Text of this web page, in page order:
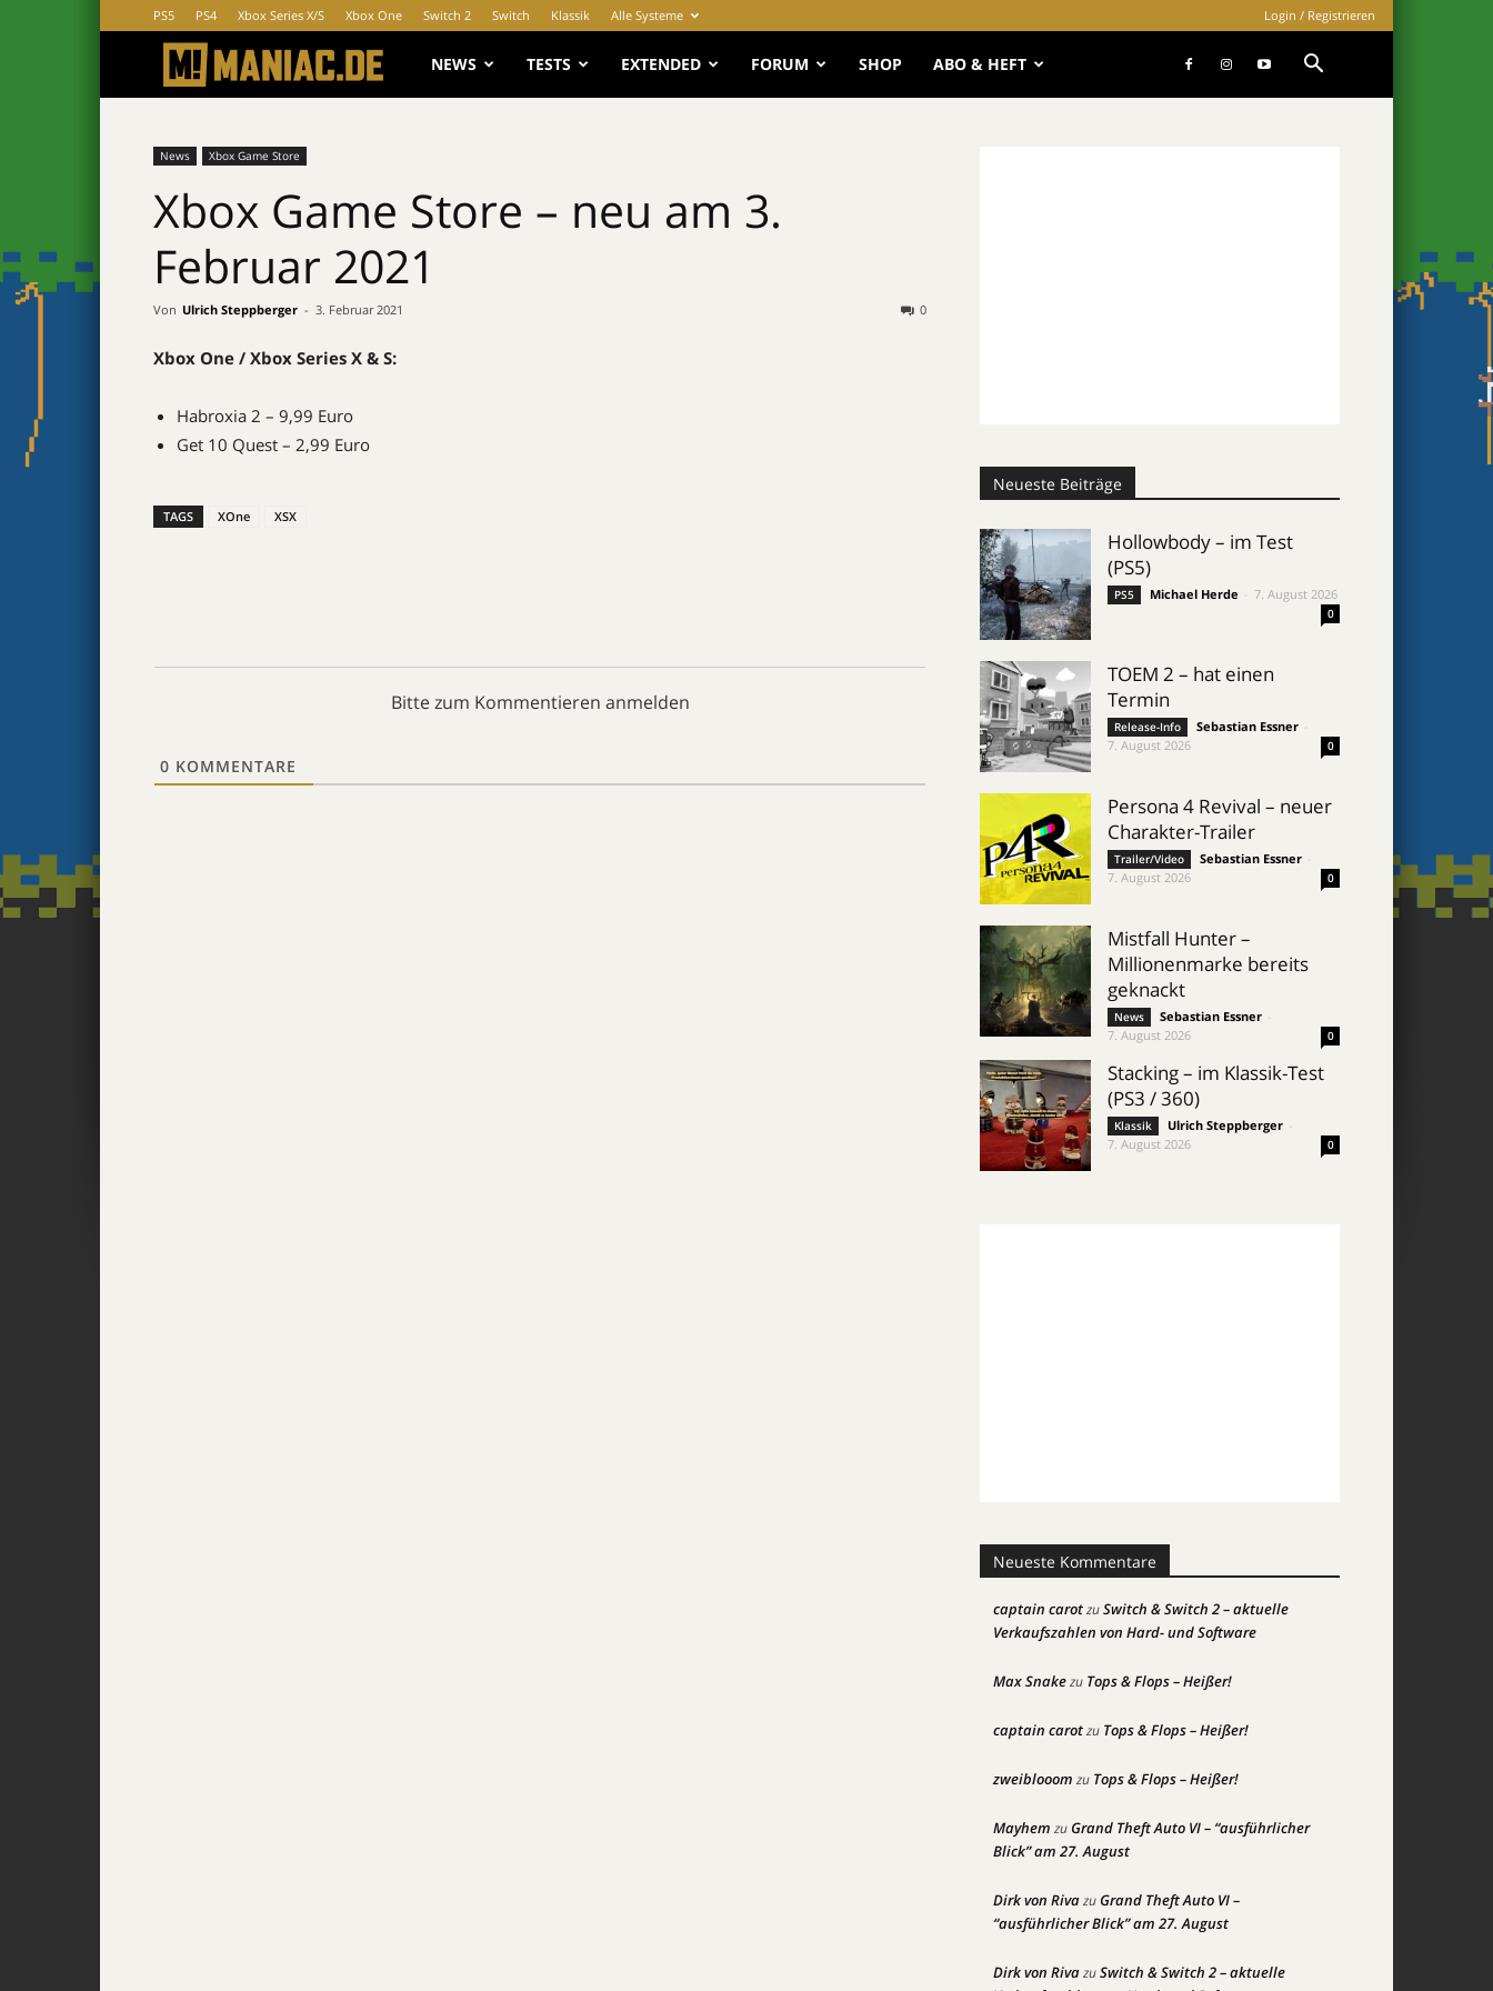
PS5 PS4 Xbox Series X/S Xbox One Switch 2 Switch Klassik Alle Systeme Login / Registrieren
MANIAC.de
NEWS TESTS EXTENDED FORUM SHOP ABO & HEFT
News Xbox Game Store
Xbox Game Store – neu am 3.
Februar 2021
Von Ulrich Steppberger - 3. Februar 2021 0
Xbox One / Xbox Series X & S:
Habroxia 2 – 9,99 Euro
Get 10 Quest – 2,99 Euro
TAGS XOne XSX
Bitte zum Kommentieren anmelden
0 KOMMENTARE
Neueste Beiträge
Hollowbody – im Test
(PS5)
PS5 Michael Herde 7. August 2026
0
TOEM 2 – hat einen
Termin
Release-Info Sebastian Essner
7. August 2026
0
Persona 4 Revival – neuer
Charakter-Trailer
Trailer/Video Sebastian Essner
7. August 2026
0
Mistfall Hunter –
Millionenmarke bereits
geknackt
News Sebastian Essner
7. August 2026
0
Stacking – im Klassik-Test
(PS3 / 360)
Klassik Ulrich Steppberger
7. August 2026
0
Neueste Kommentare
captain carotzuSwitch & Switch 2 – aktuelle
Verkaufszahlen von Hard- und Software
Max Snakezu Tops & Flops – Heißer!
captain carotzu Tops & Flops – Heißer!
zweiblooom zu Tops & Flops – Heißer!
Mayhem zuGrand Theft Auto VI – “ausführlicher
Blick” am 27. August
Dirk von RivazuGrand Theft Auto VI –
“ausführlicher Blick” am 27. August
Dirk von RivazuSwitch & Switch 2 – aktuelle